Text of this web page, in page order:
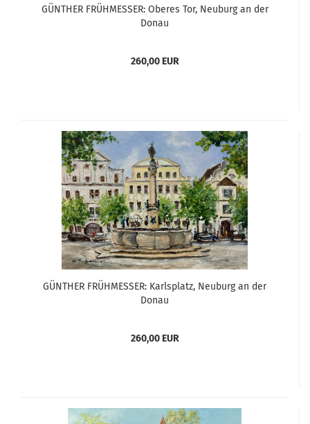
GÜNTHER FRÜHMESSER: Oberes Tor, Neuburg an der
Donau
260,00 EUR
GÜNTHER FRÜHMESSER: Karlsplatz, Neuburg an der
Donau
260,00 EUR